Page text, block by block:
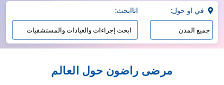
:اناابحث
مرضى راضون حول العالم